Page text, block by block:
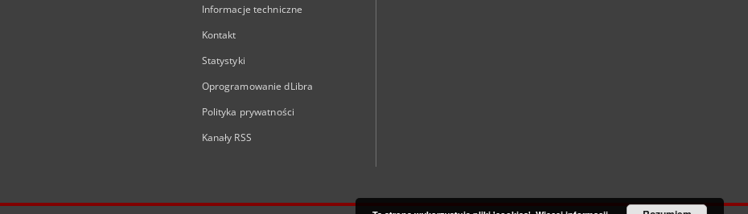
Informacje techniczne
Kontakt
Statystyki
Oprogramowanie dLibra
Polityka prywatności
Kanały RSS